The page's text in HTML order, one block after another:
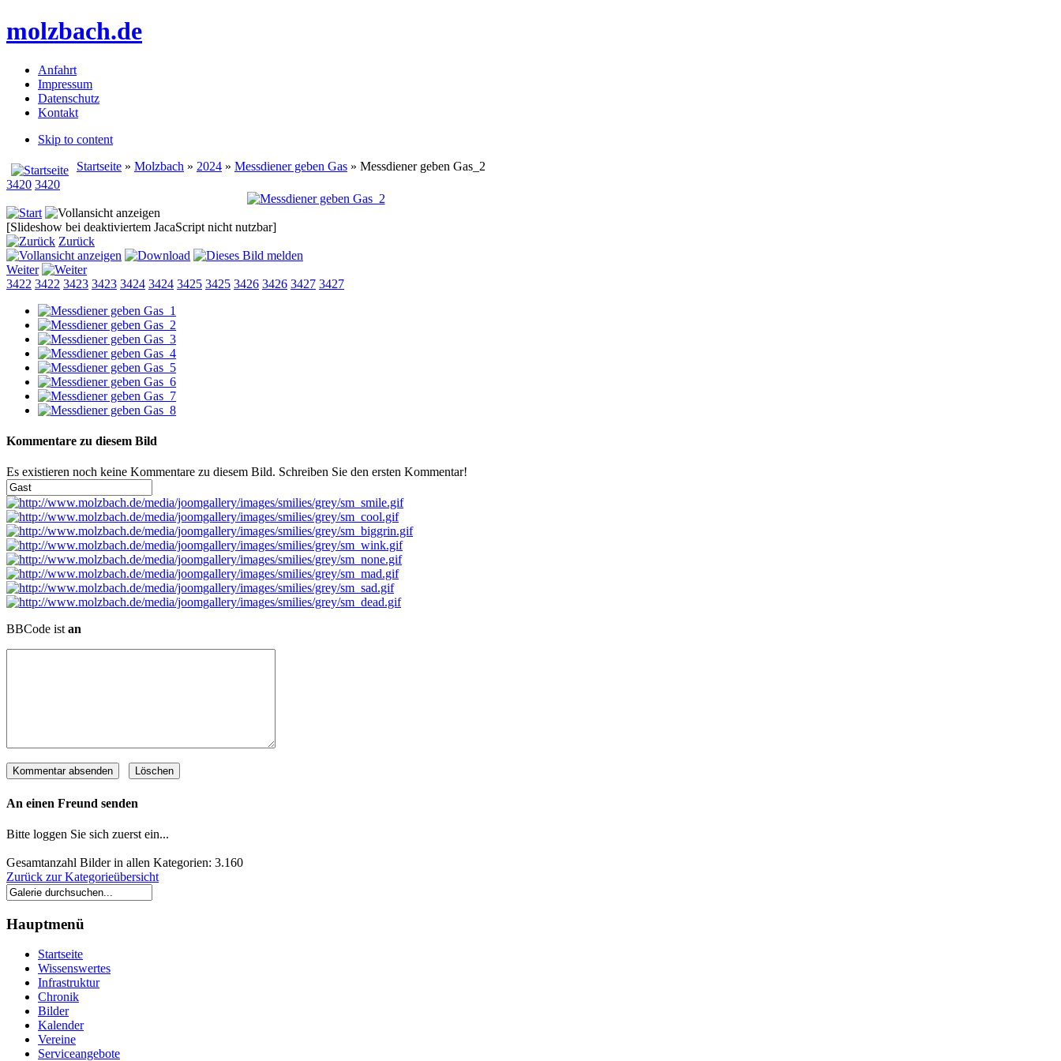
molzbach.de
Anfahrt
Impressum
Datenschutz
Kontakt
Skip to content
Startseite » Molzbach » 2024 » Messdiener geben Gas » Messdiener geben Gas_2
3420 3420
[Slideshow bei deaktiviertem JacaScript nicht nutzbar]
Zurück
Weiter
3422 3422 3423 3423 3424 3424 3425 3425 3426 3426 3427 3427
Kommentare zu diesem Bild
Es existieren noch keine Kommentare zu diesem Bild. Schreiben Sie den ersten Kommentar!
BBCode istan
An einen Freund senden
Bitte loggen Sie sich zuerst ein...
Gesamtanzahl Bilder in allen Kategorien: 3.160
Zurück zur Kategorieübersicht
Hauptmenü
Startseite
Wissenswertes
Infrastruktur
Chronik
Bilder
Kalender
Vereine
Serviceangebote